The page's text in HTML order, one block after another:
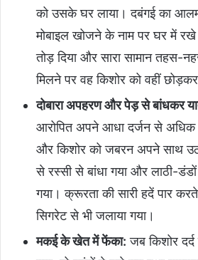
को उसके घर लाया। दबंगई का
मोबाइल खोजने के नाम पर घर में
तोड़ दिया और सारा सामान तहस-
मिलने पर वह किशोर को वहीं
दोबारा अपहरण और पेड़ से बांधकर
आरोपित अपने आधा दर्जन से अधिक
और किशोर को जबरन अपने साथ
से रस्सी से बांधा गया और लाठी-
गया। क्रूरता की सारी हदें पार
सिगरेट से भी जलाया गया।
मकई के खेत में फेंका: जब किशोर